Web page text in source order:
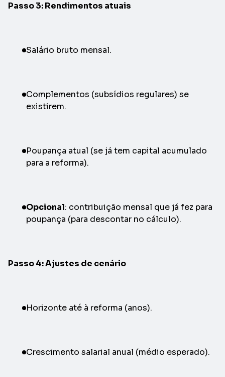
Passo 3: Rendimentos atuais
Salário bruto mensal.
Complementos (subsídios regulares) se
existirem.
Poupança atual (se já tem capital acumulado
para a reforma).
Opcional: contribuição mensal que já fez para
poupança (para descontar no cálculo).
Passo 4: Ajustes de cenário
Horizonte até à reforma (anos).
Crescimento salarial anual (médio esperado).